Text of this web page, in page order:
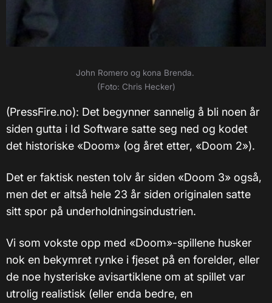
John Romero og kona Brenda.
(Foto: Chris Hecker)
(PressFire.no): Det begynner sannelig å bli noen år
siden gutta i Id Software satte seg ned og kodet
det historiske «Doom» (og året etter, «Doom 2»).
Det er faktisk nesten tolv år siden «Doom 3» også,
men det er altså hele 23 år siden originalen satte
sitt spor på underholdningsindustrien.
Vi som vokste opp med «Doom»-spillene husker
nok en bekymret rynke i fjeset på en forelder, eller
de noe hysteriske avisartiklene om at spillet var
utrolig realistisk (eller enda bedre, en